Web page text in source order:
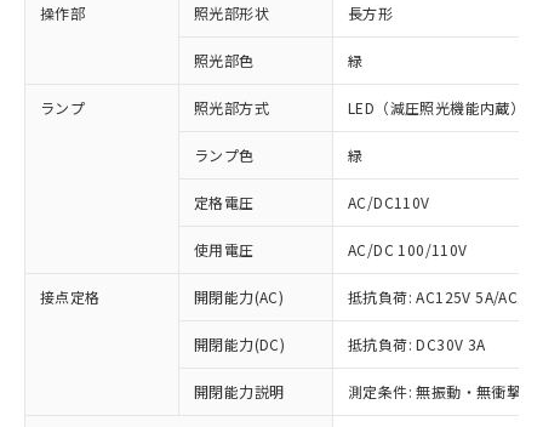
操作部 照光部形状 長方形
照光部色 緑
ランプ 照光部方式 LED（減圧照光機能内蔵）
ランプ色 緑
定格電圧 AC/DC110V
使用電圧 AC/DC 100/110V
接点定格 開閉能力(AC) 抵抗負荷: AC125V 5A/
開閉能力(DC) 抵抗負荷: DC30V 3A
開閉能力説明 測定条件: 無振動・無衝撃
※1 対応状況